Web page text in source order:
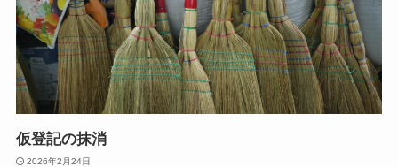
仮登記の抹消
2026年2月24日